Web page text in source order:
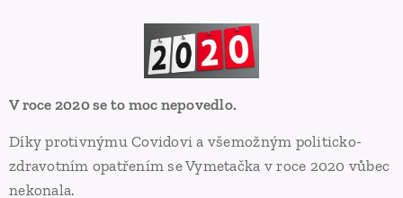
V roce 2020 se to moc nepovedlo.
Díky protivnýmu Covidovi a všemožným politicko-
zdravotním opatřením se Vymetačka v roce 2020 vůbec
nekonala.